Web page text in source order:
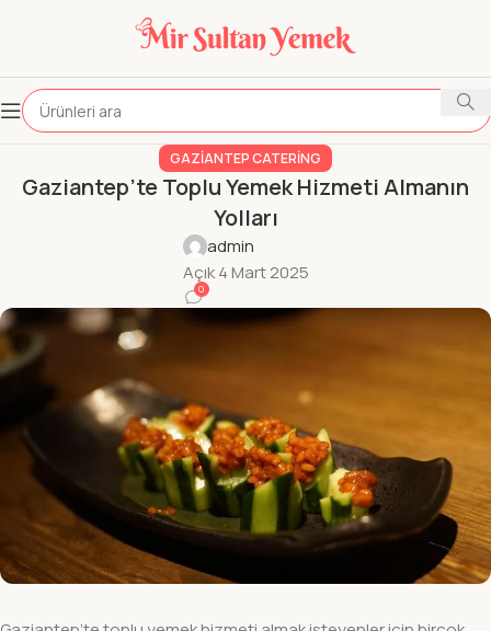
GAZIANTEP CATERING
Gaziantep’te Toplu Yemek Hizmeti Almanın
Yolları
admin
Açık 4 Mart 2025
0